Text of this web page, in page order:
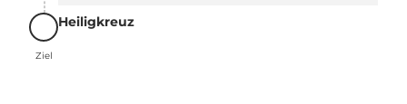
Ziel
Ziel
Heiligkreuz